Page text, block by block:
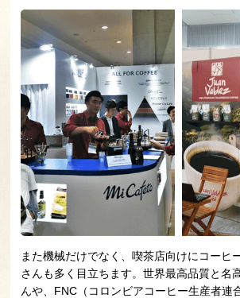
また機械だけでなく、喫茶店向けにコーヒ
さんも多く目立ちます。世界最高品質と名
んや、FNC（コロンビアコーヒー生産者連